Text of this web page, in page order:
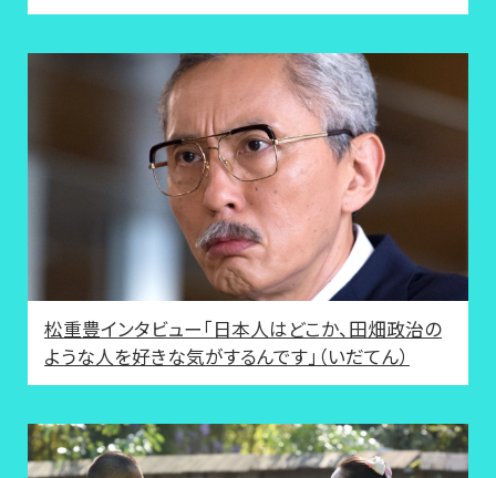
松重豊インタビュー「日本人はどこか、田畑政治の
ような人を好きな気がするんです」（いだてん）